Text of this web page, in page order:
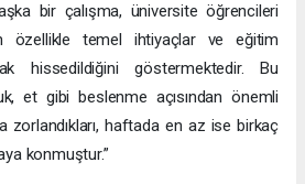
bir çalışma, üniversite öğrencileri
özellikle temel ihtiyaçlar ve eğitim
hissedildiğini göstermektedir. Bu
et gibi beslenme açısından önemli
zorlandıkları, haftada en az ise birkaç
konmuştur.”